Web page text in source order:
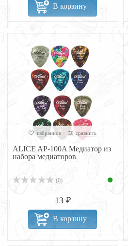
В корзину
избранное сравнить
ALICE AP-100A Медиатор из
набора медиаторов
(0)
13 ₽
В корзину